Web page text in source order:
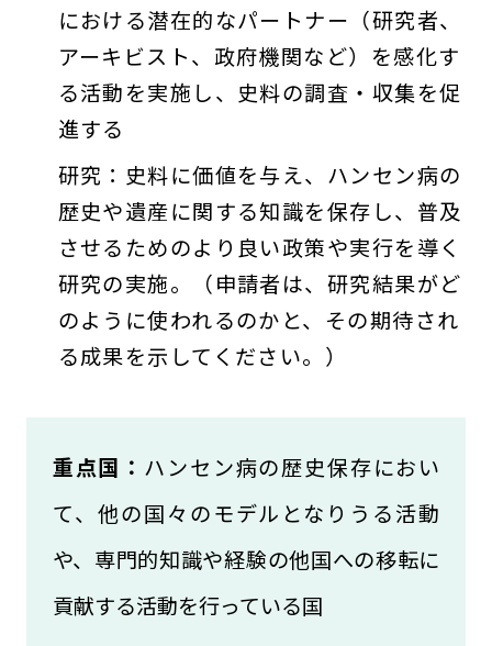
における潜在的なパートナー（研究者、
アーキビスト、政府機関など）を感化す
る活動を実施し、史料の調査・収集を促
進する
研究：史料に価値を与え、ハンセン病の
歴史や遺産に関する知識を保存し、普及
させるためのより良い政策や実行を導く
研究の実施。（申請者は、研究結果がど
のように使われるのかと、その期待され
る成果を示してください。）
重点国： ハンセン病の歴史保存におい
て、他の国々のモデルとなりうる活動
や、専門的知識や経験の他国への移転に
貢献する活動を行っている国